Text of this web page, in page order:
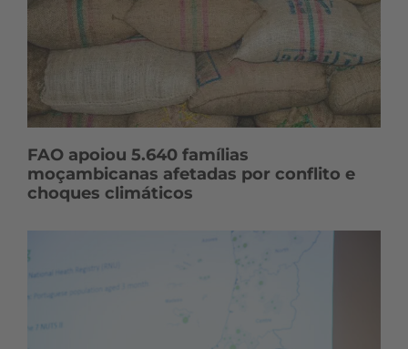
FAO apoiou 5.640 famílias
moçambicanas afetadas por conflito e
choques climáticos